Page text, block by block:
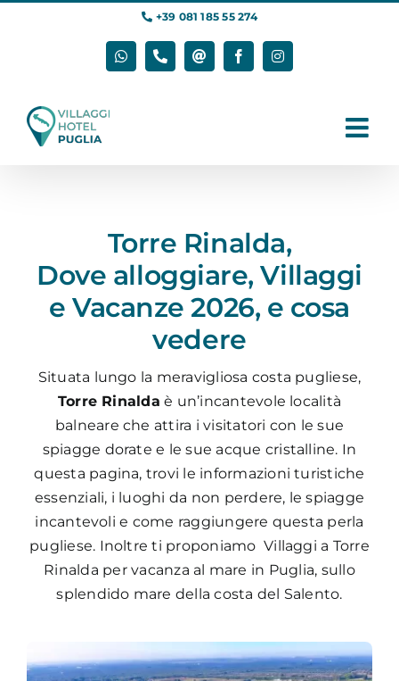
+39 081 185 55 274
WhatsAppPhoneEmail FacebookInstagram
Torre Rinalda,
Dove alloggiare, Villaggi
e Vacanze 2026, e cosa
vedere
Situata lungo la meravigliosa costa pugliese,
Torre Rinalda è un’incantevole località
balneare che attira i visitatori con le sue
spiagge dorate e le sue acque cristalline. In
questa pagina, trovi le informazioni turistiche
essenziali, i luoghi da non perdere, le spiagge
incantevoli e come raggiungere questa perla
pugliese. Inoltre ti proponiamo Villaggi a Torre
Rinalda per vacanza al mare in Puglia, sullo
splendido mare della costa del Salento.